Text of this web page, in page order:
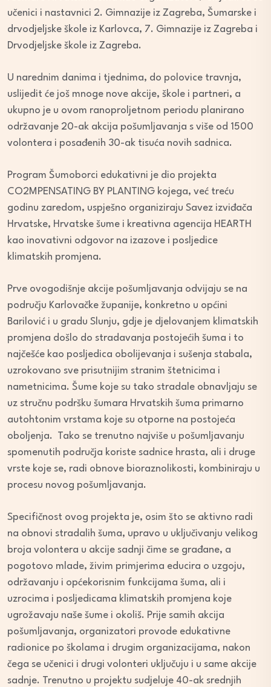
učenici i nastavnici 2. Gimnazije iz Zagreba, Šumarske i
drvodjeljske škole iz Karlovca, 7. Gimnazije iz Zagreba i
Drvodjeljske škole iz Zagreba.
U narednim danima i tjednima, do polovice travnja,
uslijedit će još mnoge nove akcije, škole i partneri, a
ukupno je u ovom ranoproljetnom periodu planirano
održavanje 20-ak akcija pošumljavanja s više od 1500
volontera i posađenih 30-ak tisuća novih sadnica.
Program Šumoborci edukativni je dio projekta
CO2MPENSATING BY PLANTING kojega, već treću
godinu zaredom, uspješno organiziraju Savez izviđača
Hrvatske, Hrvatske šume i kreativna agencija HEARTH
kao inovativni odgovor na izazove i posljedice
klimatskih promjena.
Prve ovogodišnje akcije pošumljavanja odvijaju se na
području Karlovačke županije, konkretno u općini
Barilović i u gradu Slunju, gdje je djelovanjem klimatskih
promjena došlo do stradavanja postojećih šuma i to
najčešće kao posljedica obolijevanja i sušenja stabala,
uzrokovano sve prisutnijim stranim štetnicima i
nametnicima. Šume koje su tako stradale obnavljaju se
uz stručnu podršku šumara Hrvatskih šuma primarno
autohtonim vrstama koje su otporne na postojeća
oboljenja. Tako se trenutno najviše u pošumljavanju
spomenutih područja koriste sadnice hrasta, ali i druge
vrste koje se, radi obnove bioraznolikosti, kombiniraju u
procesu novog pošumljavanja.
Specifičnost ovog projekta je, osim što se aktivno radi
na obnovi stradalih šuma, upravo u uključivanju velikog
broja volontera u akcije sadnji čime se građane, a
pogotovo mlade, živim primjerima educira o uzgoju,
održavanju i općekorisnim funkcijama šuma, ali i
uzrocima i posljedicama klimatskih promjena koje
ugrožavaju naše šume i okoliš. Prije samih akcija
pošumljavanja, organizatori provode edukativne
radionice po školama i drugim organizacijama, nakon
čega se učenici i drugi volonteri uključuju i u same akcije
sadnje. Trenutno u projektu sudjeluje 40-ak srednjih